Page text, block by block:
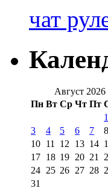
чат
Август 2026
Пн Вт Ср Чт Пт
1
3
4 5 6 7 8
10 11 12 13 14
17 18 19 20 21
24 25 26 27 28
31